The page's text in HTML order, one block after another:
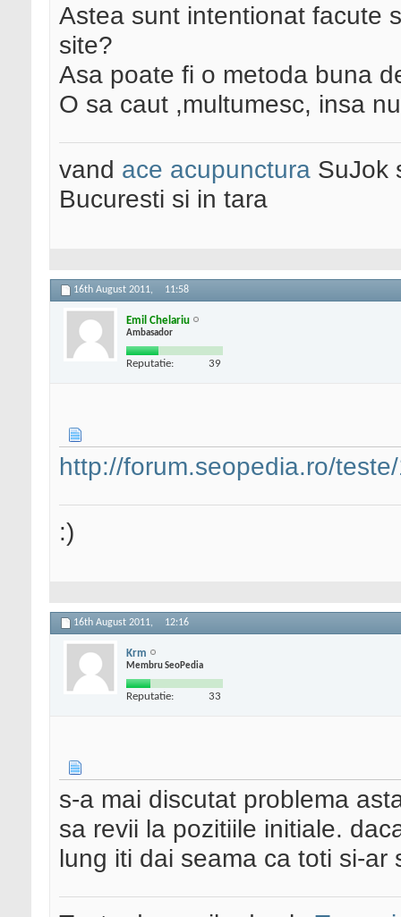
Astea sunt intentionat facute
site?
Asa poate fi o metoda buna
O sa caut ,multumesc, insa
vand ace acupunctura SuJok
Bucuresti si in tara
16th August 2011, 11:58
Emil Chelariu
Ambasador
Reputatie: 39
http://forum.seopedia.ro/
:)
16th August 2011, 12:16
Krm
Membru SeoPedia
Reputatie: 33
s-a mai discutat problema
sa revii la pozitiile initiale.
lung iti dai seama ca toti si-ar